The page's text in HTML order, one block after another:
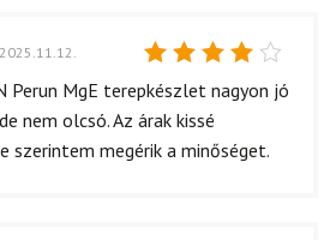
Értékelés:
2025.11.12.
Perun MgE terepkészlet nagyon jó
nem olcsó. Az árak kissé
szerintem megérik a minőséget.